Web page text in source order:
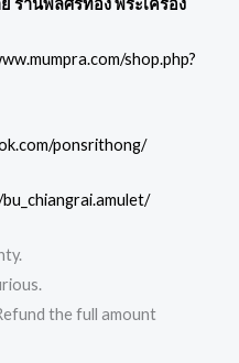
ร้านพลศรีทอง พระเครื่อง
shop.php?
ponsrithong/
the full amount